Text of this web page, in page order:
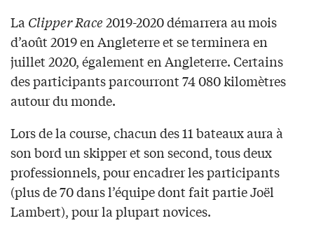
La Clipper Race2019-2020 démarrera au mois
d’août 2019 en Angleterre et se terminera en
juillet 2020, également en Angleterre. Certains
des participants parcourront 74 080 kilomètres
autour du monde.
Lors de la course, chacun des 11 bateaux aura à
son bord un skipper et son second, tous deux
professionnels, pour encadrer les participants
(plus de 70 dans l’équipe dont fait partie Joël
Lambert), pour la plupart novices.